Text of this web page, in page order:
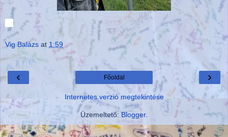
Vig Balázs at 1:59
‹ ›
Főoldal
Internetes verzió megtekintése
Üzemeltető:Blogger.